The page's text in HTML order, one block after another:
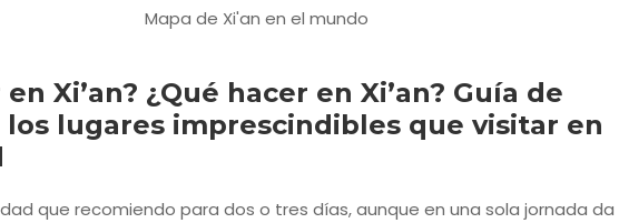
Xi’an? ¿Qué hacer en Xi’an? Guía de
los lugares imprescindibles que visitar en
que recomiendo para dos o tres días, aunque en una sola jornada da